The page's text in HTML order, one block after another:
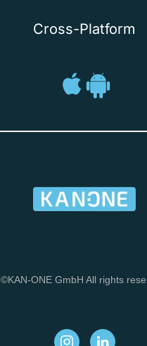
Cross-Platform
©KAN-ONE GmbH All rights